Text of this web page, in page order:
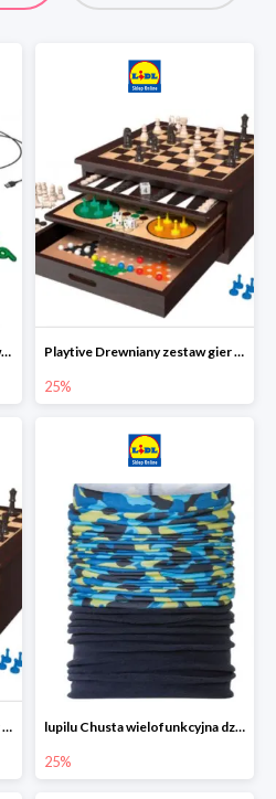
Playtive Drewniane pudełko świetlne MONTESSORI Playtive Drewniany zestaw gier 10 w 1
25%
Playtive Drewniany zestaw gier 10 w 1 lupilu Chusta wielofunkcyjna dziecięca
25%